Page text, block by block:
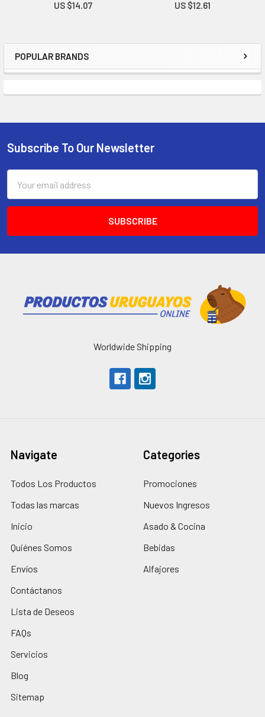
POPULAR BRANDS
US $14.07 US $12.61
Subscribe To Our Newsletter
Address
Worldwide Shipping
Navigate
Todos Los Productos
Todas las marcas
Inicio
Quiénes Somos
Envíos
Contáctanos
Lista de Deseos
FAQs
Servicios
Blog
Sitemap
Categories
Promociones
Nuevos Ingresos
Asado & Cocina
Bebidas
Alfajores